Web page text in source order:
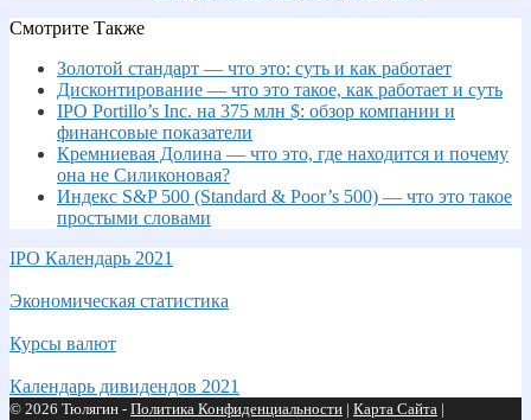
Смотрите Также
Золотой стандарт — что это: суть и как работает
Дисконтирование — что это такое, как работает и суть
IPO Portillo’s Inc. на 375 млн $: обзор компании и
финансовые показатели
Кремниевая Долина — что это, где находится и почему
она не Силиконовая?
Индекс S&P 500 (Standard & Poor’s 500) — что это такое
простыми словами
IPO Календарь 2021
Экономическая статистика
Курсы валют
Календарь дивидендов 2021
© 2026 Тюлягин - Политика Конфиденциальности | Карта Сайта |